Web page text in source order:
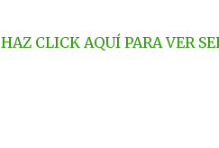
HAZ CLICK AQUÍ PARA VER